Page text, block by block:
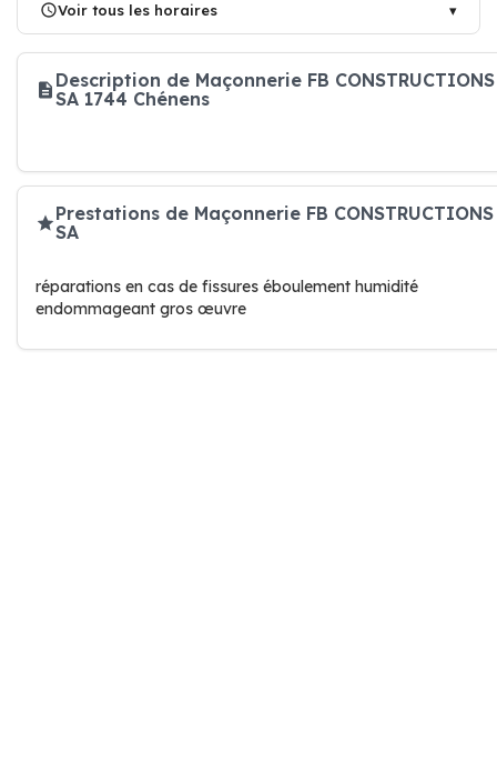
Voir tous les horaires
Description de Maçonnerie FB CONSTRUCTIONS
SA 1744 Chénens
Prestations de Maçonnerie FB CONSTRUCTIONS
SA
réparations en cas de fissures éboulement humidité
endommageant gros œuvre